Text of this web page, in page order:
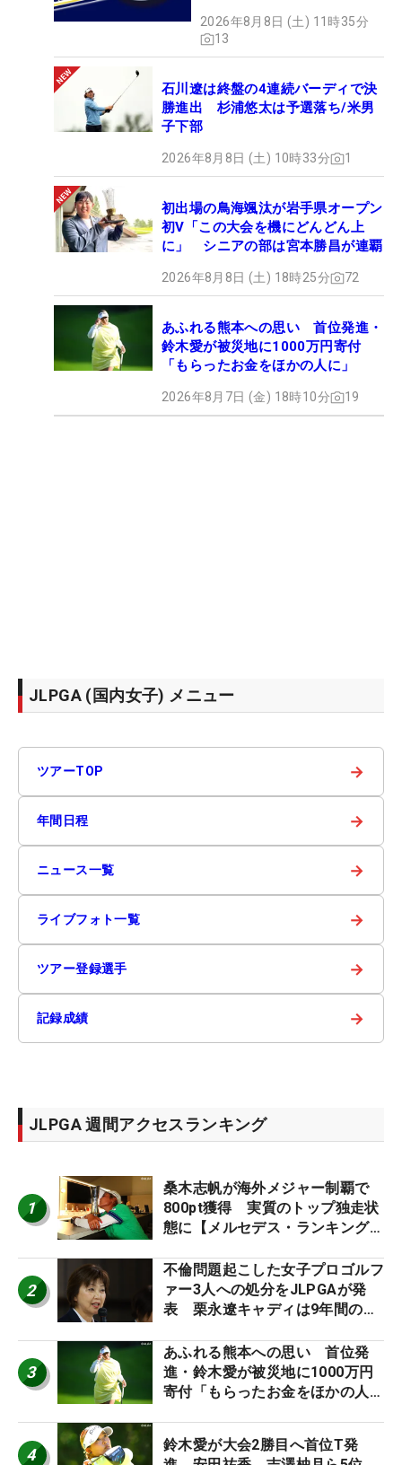
2026年8月8日 (土) 11時35分
13
石川遼は終盤の4連続バーディで決
勝進出 杉浦悠太は予選落ち/米男
子下部
2026年8月8日 (土) 10時33分 1
初出場の鳥海颯汰が岩手県オープン
初V「この大会を機にどんどん上
に」 シニアの部は宮本勝昌が連覇
2026年8月8日 (土) 18時25分 72
あふれる熊本への思い 首位発進・
鈴木愛が被災地に1000万円寄付
「もらったお金をほかの人に」
2026年8月7日 (金) 18時10分 19
JLPGA (国内女子) メニュー
ツアーTOP →
年間日程 →
ニュース一覧 →
ライブフォト一覧 →
ツアー登録選手 →
記録成績 →
JLPGA 週間アクセスランキング
1
桑木志帆が海外メジャー制覇で
800pt獲得 実質のトップ独走状
態に【メルセデス・ランキング番
2
不倫問題起こした女子プロゴルフ
ァー3人への処分をJLPGAが発
表 栗永遼キャディは9年間の立
3
あふれる熊本への思い 首位発
進・鈴木愛が被災地に1000万円
寄付「もらったお金をほかの人
4
鈴木愛が大会2勝目へ首位T発